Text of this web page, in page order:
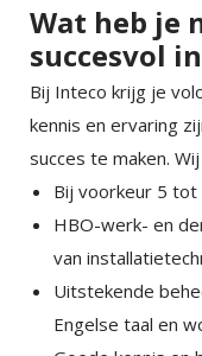
Wat heb je
succesvol
Bij Inteco krijg je
kennis en ervaring
succes te maken.
Bij voorkeur 5 tot
HBO-werk- en
van
Uitstekende
Engelse taal en